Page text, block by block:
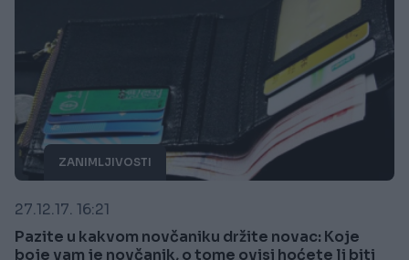
ZANIMLJIVOSTI
27.12.17. 16:21
Pazite u kakvom novčaniku držite novac: Koje
boje vam je novčanik, o tome ovisi hoćete li biti